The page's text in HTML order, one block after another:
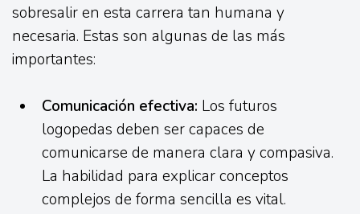
sobresalir en esta carrera tan humana y
necesaria. Estas son algunas de las más
importantes:
Comunicación efectiva: Los futuros
logopedas deben ser capaces de
comunicarse de manera clara y compasiva.
La habilidad para explicar conceptos
complejos de forma sencilla es vital.